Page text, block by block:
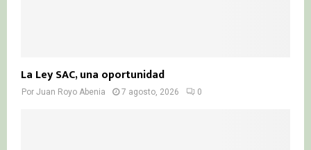
La Ley SAC, una oportunidad
Por Juan Royo Abenia 7 agosto, 2026 0